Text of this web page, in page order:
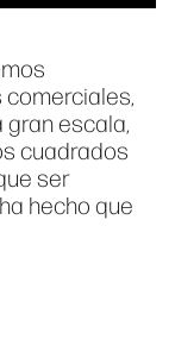
escala,
cuadrados
ser
hecho que